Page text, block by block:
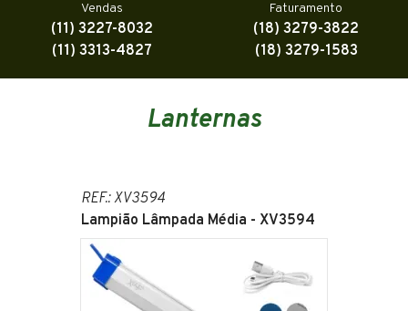
Vendas
(11) 3227-8032
(11) 3313-4827
Faturamento
(18) 3279-3822
(18) 3279-1583
Lanternas
REF.: XV3594
Lampião Lâmpada Média - XV3594